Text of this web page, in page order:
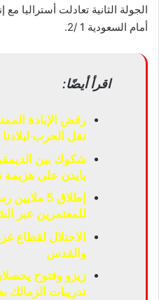
الجولة الثانية تعادلت أستراليا
أمام السعودية 1 /2.
اقرأ أيضًا:
رفض الإبادة
نقل الحرب لبلادنا
شكوك بين
بايدن على هزيمة
إطلاق 5
للمعتمرين عبر
الاحتلال لقطاع
والقدس
زيزو وفتوح
تدريبات الزمالك